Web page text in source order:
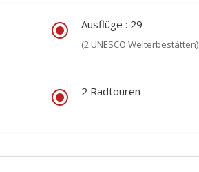
\ Ausflüge : 29
(2 UNESCO Welterbestätten)
\ 2 Radtouren